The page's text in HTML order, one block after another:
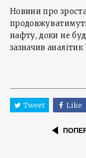
Новини про
нафту, доки не
зазначив
Tweet Like